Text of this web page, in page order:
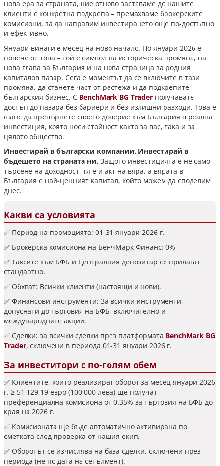
нова ера за страната, ние отново заставаме до нашите
клиенти с конкретна подкрепа – премахваме брокерските
комисиони, за да направим инвестирането още по-достъпно
и ефективно.
Януари винаги е месец на ново начало. Но януари 2026 е
повече от това – той е символ на историческа промяна, на
нова глава за България и на нова страница за родния
капиталов пазар. Сега е моментът да се включите в тази
промяна, да станете част от растежа и да подкрепите
българския бизнес. С BenchMark BG Trader получавате
достъп до пазара без бариери и без излишни разходи. Това е
шанс да превърнете своето доверие към България в реална
инвестиция, която носи стойност както за вас, така и за
цялото общество.
Инвестирай в български компании. Инвестирай в
бъдещето на страната ни. Защото инвестицията е не само
търсене на доходност, тя е и акт на вяра, а вярата в
България е най-ценният капитал, който можем да споделим
днес.
Какви са условията
✅ Период на промоцията: 01-31 януари 2026 г.
✅ Брокерска комисиона на БенчМарк Финанс: 0%
✅ Таксите към БФБ и Централния депозитар се прилагат
стандартно.
✅ Обхват: Всички клиенти (настоящи и нови).
✅ Финансови инструменти: За всички инструменти,
допуснати до търговия на БФБ, включително и
международните акции.
✅ Сделки: за всички сделки през платформата BenchMark BG
Trader, сключени в периода 01-31 януари 2026 г.
За инвеститори с по-голям обем
✅ Клиентите, които реализират оборот за месец януари 2026
г. ≥ 51 129,19 евро (100 000 лева) ще получат
преференциална комисиона от 0.35% за търговия на БФБ до
края на 2026 г.
✅ Комисионата ще бъде автоматично активирана по
сметката след проверка от нашия екип.
✅ Оборотът се изчислява на база сделки, сключени през
периода (не по дата на сетълмент).